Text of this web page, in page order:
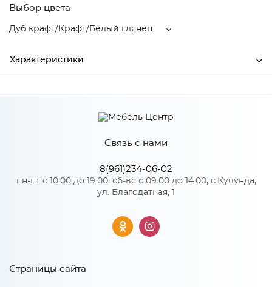
Выбор цвета
Дуб крафт/Крафт/Белый глянец
Характеристики
Ширина 1500
534
430
МиФ
Дуб крафт/Крафт/Белый
ЛДСП
Связь с нами
8(961)234-06-02
пн-пт с 10.00 до 19.00, сб-вс с 09.00 до 14.00, с.Кулунда,
ул. Благодатная, 1
Страницы сайта